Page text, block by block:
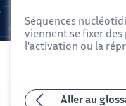
Séquences
viennent se fixer
l'activation ou la
Aller au